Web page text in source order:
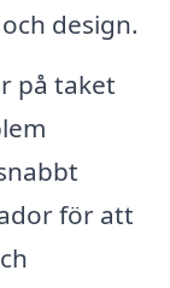
design.
på taket
för att